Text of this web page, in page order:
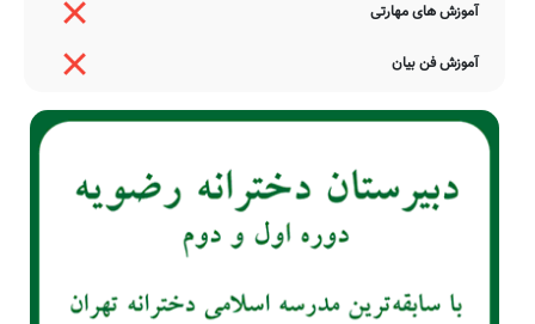
آموزش های مهارتی
آموزش فن بیان